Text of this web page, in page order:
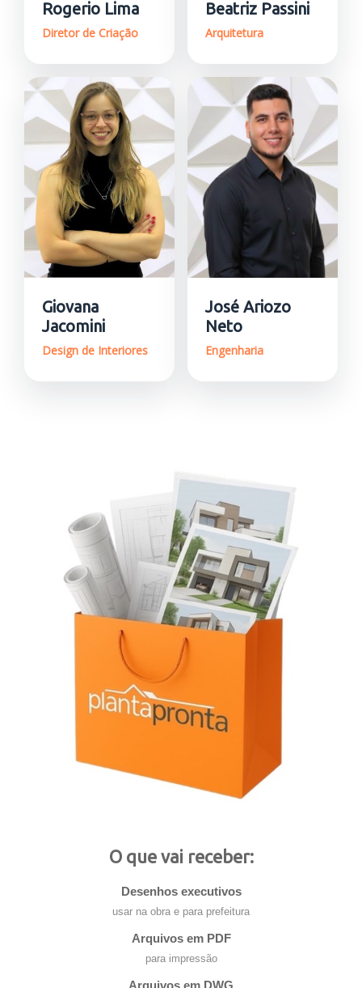
Rogerio Lima
Diretor de Criação
Beatriz Passini
Arquitetura
Giovana
Jacomini
Design de Interiores
José Ariozo
Neto
Engenharia
O que vai receber:
Desenhos executivos
usar na obra e para prefeitura
Arquivos em PDF
para impressão